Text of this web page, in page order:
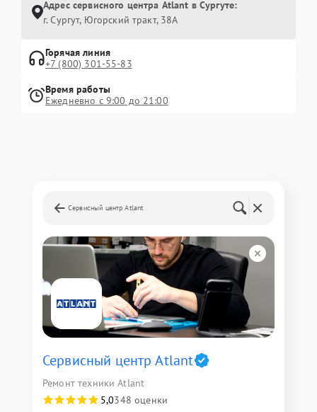
Адрес сервисного центра Atlant в Сургуте:
г. Сургут, Югорский тракт, 38А
Горячая линия
+7 (800) 301-55-83
Время работы
Ежедневно с 9:00 до 21:00
Сервисный центр Atlant
Сервисный центр Atlant
Ремонт техники Atlant
5,0348 оценки